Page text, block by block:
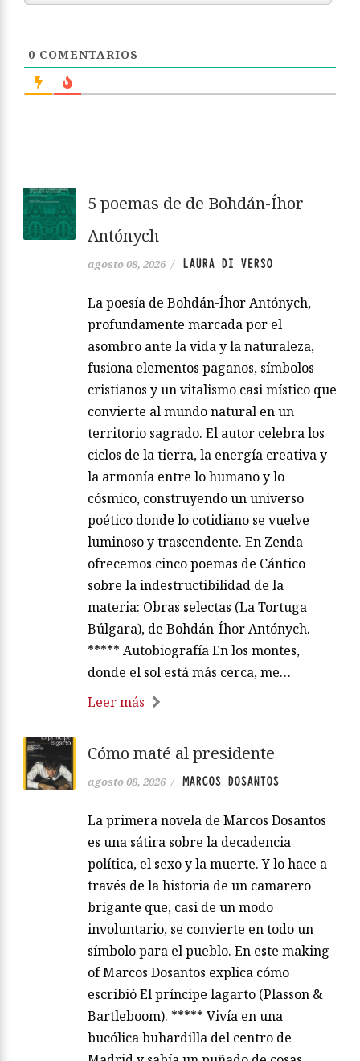
0 COMENTARIOS
5 poemas de de Bohdán-Íhor
Antónych
agosto 08, 2026 / LAURA DI VERSO
La poesía de Bohdán-Íhor Antónych,
profundamente marcada por el
asombro ante la vida y la naturaleza,
fusiona elementos paganos, símbolos
cristianos y un vitalismo casi místico que
convierte al mundo natural en un
territorio sagrado. El autor celebra los
ciclos de la tierra, la energía creativa y
la armonía entre lo humano y lo
cósmico, construyendo un universo
poético donde lo cotidiano se vuelve
luminoso y trascendente. En Zenda
ofrecemos cinco poemas de Cántico
sobre la indestructibilidad de la
materia: Obras selectas (La Tortuga
Búlgara), de Bohdán-Íhor Antónych.
***** Autobiografía En los montes,
donde el sol está más cerca, me…
Leer más
Cómo maté al presidente
agosto 08, 2026 / MARCOS DOSANTOS
La primera novela de Marcos Dosantos
es una sátira sobre la decadencia
política, el sexo y la muerte. Y lo hace a
través de la historia de un camarero
brigante que, casi de un modo
involuntario, se convierte en todo un
símbolo para el pueblo. En este making
of Marcos Dosantos explica cómo
escribió El príncipe lagarto (Plasson &
Bartleboom). ***** Vivía en una
bucólica buhardilla del centro de